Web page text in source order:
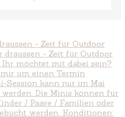
- Zeit für Outdoor